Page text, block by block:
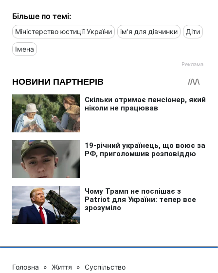
Більше по темі:
Міністерство юстиції України ім'я для дівчинки Діти
Імена
Головна » Життя » Суспільство